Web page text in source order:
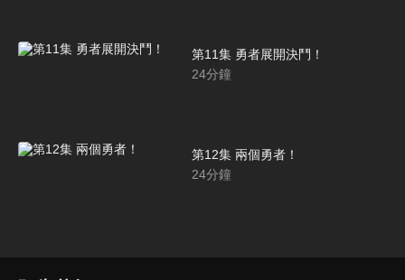
第11集 勇者展開決鬥！
24分鐘
第12集 兩個勇者！
24分鐘